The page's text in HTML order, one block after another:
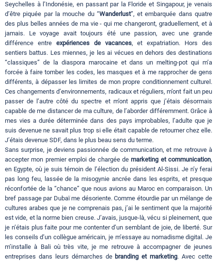
Seychelles à l’Indonésie, en passant par la Floride et Singapour, je venais
d’être piquée par la mouche du “Wanderlust”, et embarquée dans quatre
des plus belles années de ma vie - qui me changeront, graduellement, et à
jamais. Le voyage avait toujours été une passion, avec une grande
différence entre expériences de vacances, et expatriation. Hors des
sentiers battus. Les miennes, je les ai vécues en dehors des destinations
“classiques” de la diaspora marocaine et dans un melting-pot qui m’a
forcée à faire tomber les codes, les masques et à me rapprocher de gens
différents, à dépasser les limites de mon propre conditionnement culturel.
Ces changements d’environnements, radicaux et réguliers, m’ont fait un peu
passer de l’autre côté du spectre et m’ont appris que j’étais désormais
capable de me distancer de ma culture, de l’aborder différemment. Grâce à
mes vies a durée déterminée dans des pays improbables, l’adulte que je
suis devenue ne savait plus trop si elle était capable de retourner chez elle.
J’étais devenue SDF, dans le plus beau sens du terme.
Sans surprise, je deviens passionnée de communication, et me retrouve à
accepter mon premier emploi de chargée demarketing et communication,
en Egypte, où je suis témoin de l’élection du président Al-Sissi. Je n’y ferai
pas long feu, lassée de la misogynie ancrée dans les esprits, et presque
réconfortée de la “chance” que nous avions au Maroc en comparaison. Un
bref passage par Dubaï me désoriente. Comme étourdie par un mélange de
cultures arabes que je ne comprenais pas, j’ai le sentiment que la majorité
est vide, et la norme bien creuse. J’avais, jusque-là, vécu si pleinement, que
je n’étais plus faite pour me contenter d’un semblant de joie, de liberté. Sur
les conseils d’un collègue américain, je m’essaye au nomadisme digital. Je
m’installe à Bali où très vite, je me retrouve à accompagner de jeunes
entreprises dans leurs démarches de branding et marketing. Avec cette